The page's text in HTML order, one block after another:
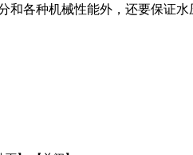
和各种机械性能外，还要保证